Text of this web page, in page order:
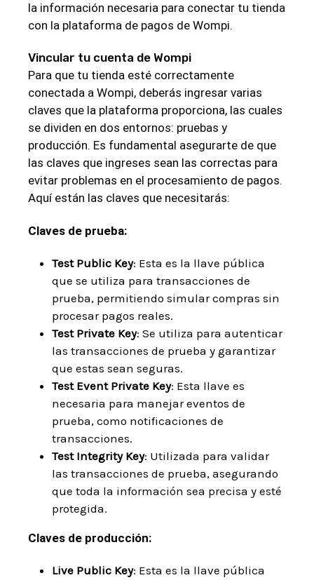
la información necesaria para conectar tu tienda
con la plataforma de pagos de Wompi.
Vincular tu cuenta de Wompi
Para que tu tienda esté correctamente
conectada a Wompi, deberás ingresar varias
claves que la plataforma proporciona, las cuales
se dividen en dos entornos: pruebas y
producción. Es fundamental asegurarte de que
las claves que ingreses sean las correctas para
evitar problemas en el procesamiento de pagos.
Aquí están las claves que necesitarás:
Claves de prueba:
Test Public Key: Esta es la llave pública
que se utiliza para transacciones de
prueba, permitiendo simular compras sin
procesar pagos reales.
Test Private Key: Se utiliza para autenticar
las transacciones de prueba y garantizar
que estas sean seguras.
Test Event Private Key: Esta llave es
necesaria para manejar eventos de
prueba, como notificaciones de
transacciones.
Test Integrity Key: Utilizada para validar
las transacciones de prueba, asegurando
que toda la información sea precisa y esté
protegida.
Claves de producción:
Live Public Key: Esta es la llave pública